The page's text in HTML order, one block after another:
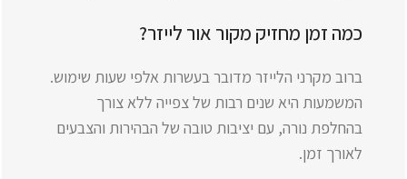
כמה זמן מחזיק מקור אור לייזר?
ברוב מקרני הלייזר מדובר בעשרות אלפי שעות שימוש.
המשמעות היא שנים רבות של צפייה ללא צורך
בהחלפת נורה, עם יציבות טובה של הבהירות והצבעים
לאורך זמן.